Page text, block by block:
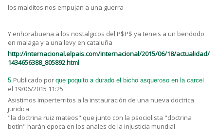
los malditos nos empujan a una guerra
Y enhorabuena a los nostalgicos del P$P$ ya teneis a un bendodo
en malaga y a una levy en cataluña
http://internacional.elpais.com/internacional/2015/06/18/actualidad/
1434656388_805892.html
5.Publicado por que poquito a durado el bicho asqueroso en la carcel
el 19/06/2015 11:25
Asistimos imperterritos a la instauración de una nueva doctrica
juridica
"la doctrina ruiz mateos" que junto con la psociolista "doctrina
botín" harán epoca en los anales de la injusticia mundial